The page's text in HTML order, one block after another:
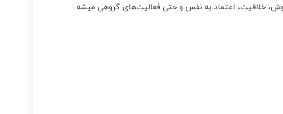
خلاقیت، اعتماد به نفس و حتی فعالیت‌های گروهی میشه.